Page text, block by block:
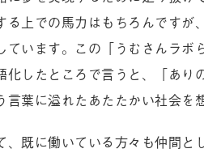
る上での馬力はもちろんです
ています。この「うむさんラボ
化したところで言うと、「あ
言葉に溢れたあたたかい社会を
、既に働いている方々も仲間と